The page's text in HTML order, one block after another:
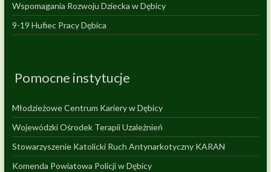
Wspomagania Rozwoju Dziecka w Dębicy
9-19 Hufiec Pracy Dębica
Pomocne instytucje
Młodzieżowe Centrum Kariery w Dębicy
Wojewódzki Ośrodek Terapii Uzależnień
Stowarzyszenie Katolicki Ruch Antynarkotyczny KARAN
Komenda Powiatowa Policji w Dębicy